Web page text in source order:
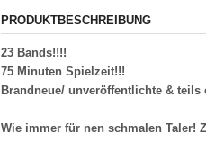
PRODUKTBESCHREIBUNG
23 Bands!!!!
75 Minuten Spielzeit!!!
Brandneue/ unveröffentlichte &
Wie immer für nen schmalen Taler!